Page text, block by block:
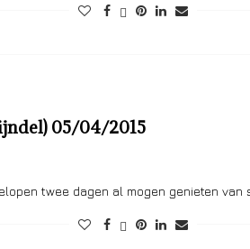
05/04/2015
twee dagen al mogen genieten van